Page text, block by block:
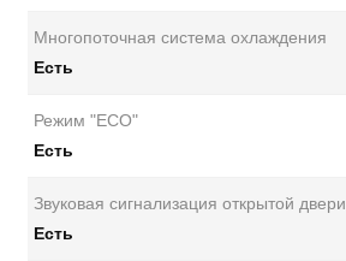
Многопоточная система охлаждения
Есть
Режим "ECO"
Есть
Звуковая сигнализация открытой двери
Есть